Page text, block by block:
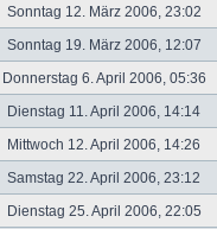
Sonntag 12. März 2006, 23:02
Sonntag 19. März 2006, 12:07
Donnerstag 6. April 2006, 05:36
Dienstag 11. April 2006, 14:14
Mittwoch 12. April 2006, 14:26
Samstag 22. April 2006, 23:12
Dienstag 25. April 2006, 22:05